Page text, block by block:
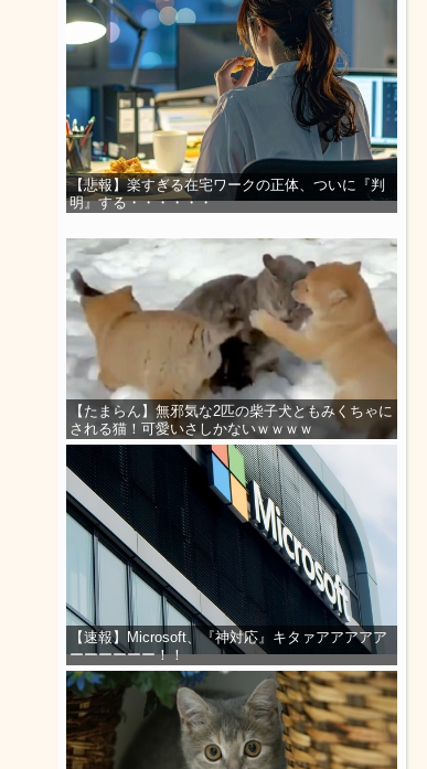
【悲報】楽すぎる在宅ワークの正体、ついに『判
明』する・・・・・・
【たまらん】無邪気な2匹の柴子犬ともみくちゃに
される猫！可愛いさしかないｗｗｗｗ
【速報】Microsoft、『神対応』キタァアアアアア
ーーーーーー！！